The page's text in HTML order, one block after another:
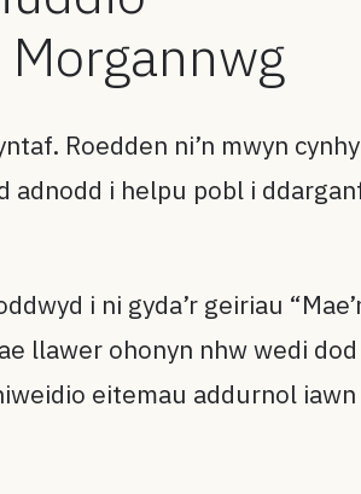
Roedden ni’n mwyn
adnodd i helpu pobl i
i ni gyda’r geiriau
llawer ohonyn nhw wedi
eitemau addurnol iawn